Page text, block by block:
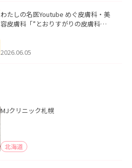
わたしの名医Youtube めぐ皮膚科・美
容皮膚科「”とおりすがりの皮膚科
2026.06.05
MJクリニック札幌
北海道